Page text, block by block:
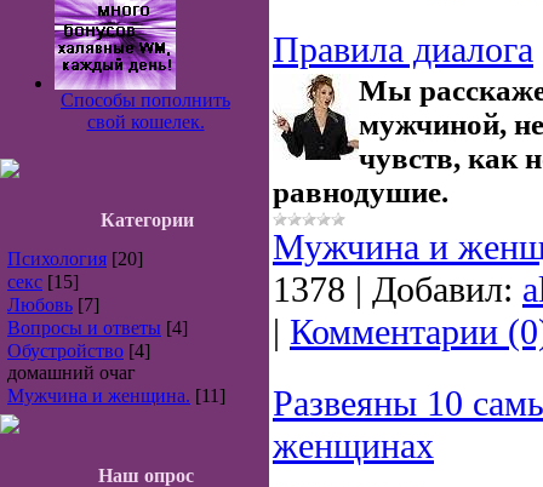
Способы пополнить
свой кошелек.
Категории
Психология [20]
секс [15]
Любовь [7]
Вопросы и ответы [4]
Обустройство [4]
домашний очаг
Мужчина и женщина. [11]
Наш опрос
Правила диалога
Мы
мужчиной,
чувств, как
равнодушие.
Мужчина и
1378 | Добавил:
| Комментарии
Развеяны 10
женщинах